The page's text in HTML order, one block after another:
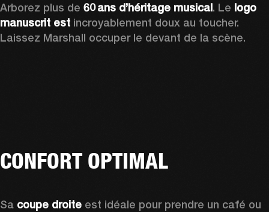
Arborez plus de 60 ans d’héritage musical. Le logo
manuscrit est incroyablement doux au toucher.
Laissez Marshall occuper le devant de la scène.
CONFORT OPTIMAL
Sa coupe droite est idéale pour prendre un café ou